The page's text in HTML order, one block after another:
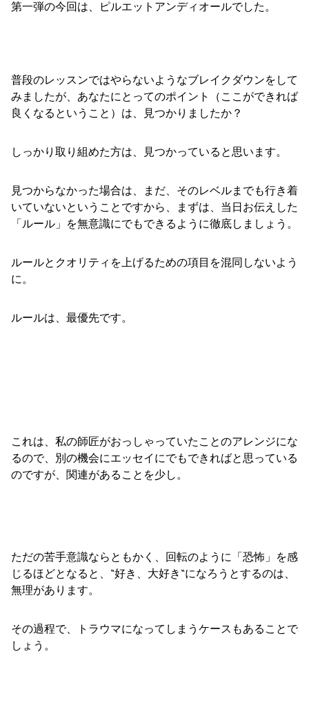
第一弾の今回は、ピルエットアンディオールでした。
普段のレッスンではやらないようなブレイクダウンをして
みましたが、あなたにとってのポイント（ここができれば
良くなるということ）は、見つかりましたか？
しっかり取り組めた方は、見つかっていると思います。
見つからなかった場合は、まだ、そのレベルまでも行き着
いていないということですから、まずは、当日お伝えした
「ルール」を無意識にでもできるように徹底しましょう。
ルールとクオリティを上げるための項目を混同しないよう
に。
ルールは、最優先です。
これは、私の師匠がおっしゃっていたことのアレンジにな
るので、別の機会にエッセイにでもできればと思っている
のですが、関連があることを少し。
ただの苦手意識ならともかく、回転のように「恐怖」を感
じるほどとなると、“好き、大好き“になろうとするのは、
無理があります。
その過程で、トラウマになってしまうケースもあることで
しょう。